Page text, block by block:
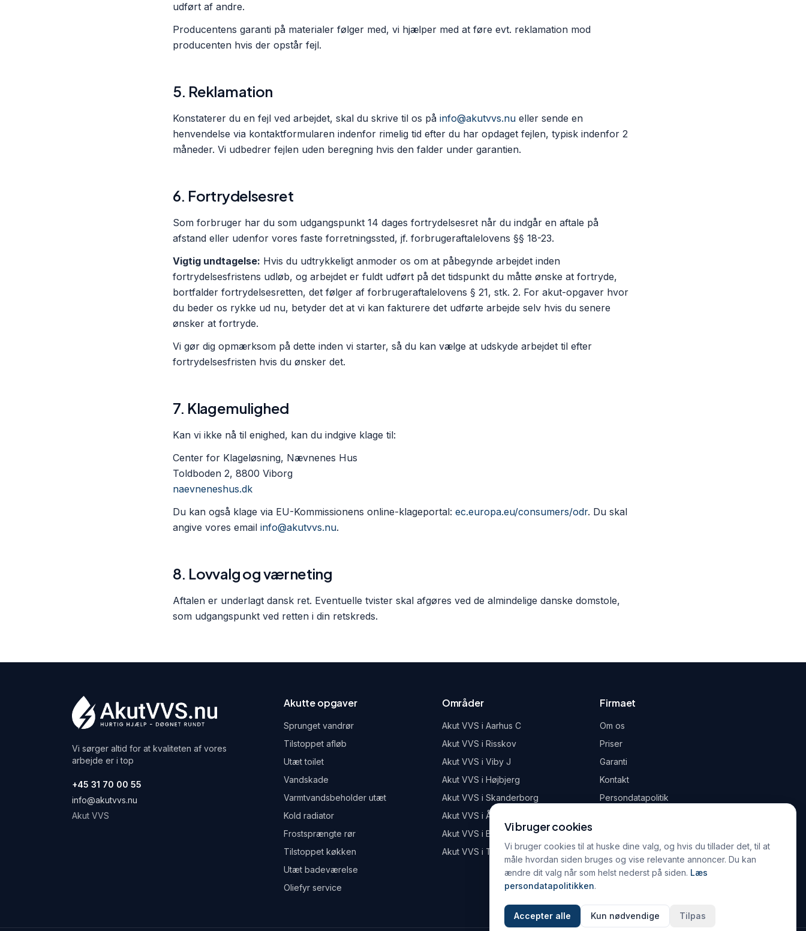
udført af andre.
Producentens garanti på materialer følger med, vi hjælper med at føre evt. reklamation mod
producenten hvis der opstår fejl.
5. Reklamation
Konstaterer du en fejl ved arbejdet, skal du skrive til os på info@akutvvs.nu eller sende en
henvendelse via kontaktformularen indenfor rimelig tid efter du har opdaget fejlen, typisk indenfor 2
måneder. Vi udbedrer fejlen uden beregning hvis den falder under garantien.
6. Fortrydelsesret
Som forbruger har du som udgangspunkt 14 dages fortrydelsesret når du indgår en aftale på
afstand eller udenfor vores faste forretningssted, jf. forbrugeraftalelovens §§ 18-23.
Vigtig undtagelse: Hvis du udtrykkeligt anmoder os om at påbegynde arbejdet inden
fortrydelsesfristens udløb, og arbejdet er fuldt udført på det tidspunkt du måtte ønske at fortryde,
bortfalder fortrydelsesretten, det følger af forbrugeraftalelovens § 21, stk. 2. For akut-opgaver hvor
du beder os rykke ud nu, betyder det at vi kan fakturere det udførte arbejde selv hvis du senere
ønsker at fortryde.
Vi gør dig opmærksom på dette inden vi starter, så du kan vælge at udskyde arbejdet til efter
fortrydelsesfristen hvis du ønsker det.
7. Klagemulighed
Kan vi ikke nå til enighed, kan du indgive klage til:
Center for Klageløsning, Nævnenes Hus
Toldboden 2, 8800 Viborg
naevneneshus.dk
Du kan også klage via EU-Kommissionens online-klageportal: ec.europa.eu/consumers/odr. Du skal
angive vores email info@akutvvs.nu.
8. Lovvalg og værneting
Aftalen er underlagt dansk ret. Eventuelle tvister skal afgøres ved de almindelige danske domstole,
som udgangspunkt ved retten i din retskreds.
Vi sørger altid for at kvaliteten af vores
arbejde er i top
+45 31 70 00 55
info@akutvvs.nu
Akut VVS
Akutte opgaver
Sprunget vandrør
Tilstoppet afløb
Utæt toilet
Vandskade
Varmtvandsbeholder utæt
Kold radiator
Frostsprængte rør
Tilstoppet køkken
Utæt badeværelse
Oliefyr service
Områder
Akut VVS i Aarhus C
Akut VVS i Risskov
Akut VVS i Viby J
Akut VVS i Højbjerg
Akut VVS i Skanderborg
Akut VVS i Åbyhøj
Akut VVS i Brabrand
Akut VVS i Tilst
Firmaet
Om os
Priser
Garanti
Kontakt
Persondatapolitik
Vi bruger cookies
Vi bruger cookies til at huske dine valg, og hvis du tillader det, til at
måle hvordan siden bruges og vise relevante annoncer. Du kan
ændre dit valg når som helst nederst på siden. Læs
persondatapolitikken.
Accepter alle Kun nødvendige Tilpas